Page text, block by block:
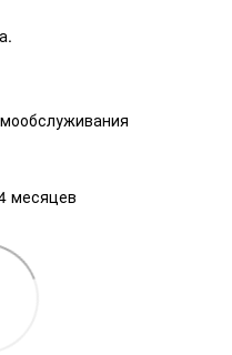
месяцев